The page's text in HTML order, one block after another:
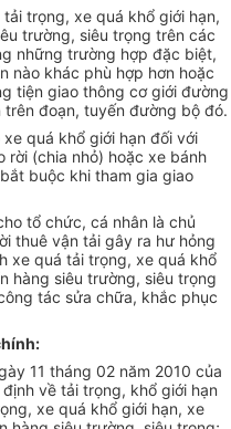
trọng, xe quá khổ giới hạn,
trường, siêu trọng trên các
những trường hợp đặc biệt,
nào khác phù hợp hơn hoặc
tiện giao thông cơ giới đường
đoạn, tuyến đường bộ đó.
quá khổ giới hạn đối với
rời (chia nhỏ) hoặc xe bánh
buộc khi tham gia giao
tổ chức, cá nhân là chủ
thuê vận tải gây ra hư hỏng
xe quá tải trọng, xe quá khổ
hàng siêu trường, siêu trọng
tác sửa chữa, khắc phục
11 tháng 02 năm 2010 của
về tải trọng, khổ giới hạn
xe quá khổ giới hạn, xe